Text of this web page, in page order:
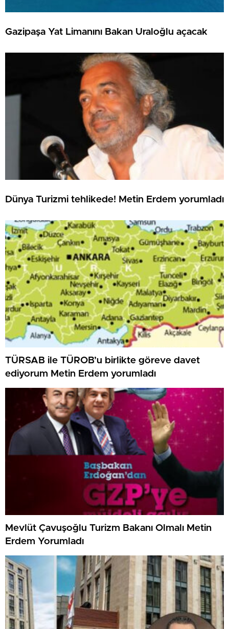
Gazipaşa Yat Limanını Bakan Uraloğlu açacak
Dünya Turizmi tehlikede! Metin Erdem yorumladı
TÜRSAB ile TÜROB’u birlikte göreve davet
ediyorum Metin Erdem yorumladı
Mevlüt Çavuşoğlu Turizm Bakanı Olmalı Metin
Erdem Yorumladı